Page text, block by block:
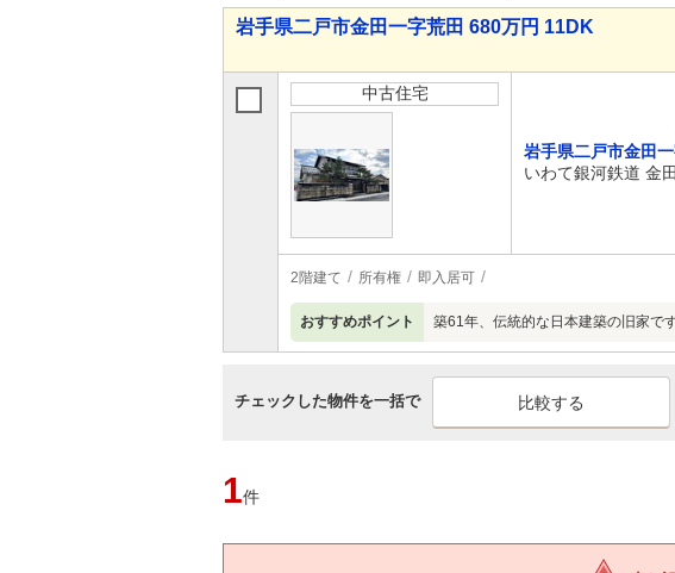
岩手県二戸市金田一字荒田 680万円 11DK
中古住宅
岩手県二戸市金田一
いわて銀河鉄道 金
2階建て 所有権 即入居可
おすすめポイント 築61年、伝統的な日本建築の旧家で
チェックした物件を一括で
1件